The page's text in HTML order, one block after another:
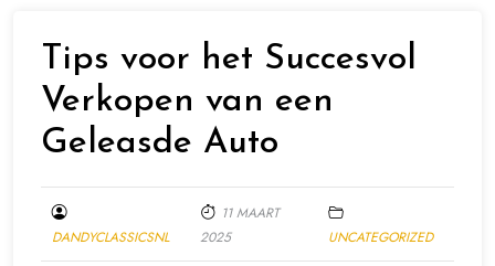
Tips voor het Succesvol
Verkopen van een
Geleasde Auto
DANDYCLASSICSNL
11 MAART
2025
UNCATEGORIZED